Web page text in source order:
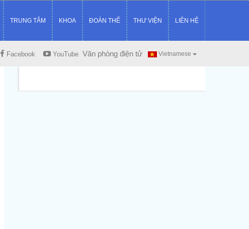
TRUNG TÂM KHOA ĐOÀN THỂ THƯ VIỆN LIÊN HỆ
Vietnamese
Facebook YouTube Văn phòng điện tử